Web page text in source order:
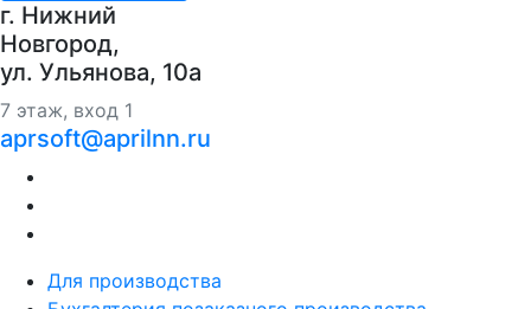
г. Нижний
Новгород,
ул. Ульянова, 10a
7 этаж, вход 1
aprsoft@aprilnn.ru
Для производства